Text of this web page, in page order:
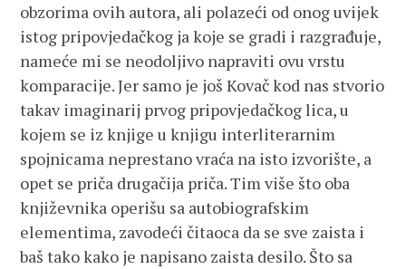
obzorima ovih autora, ali polazeći od onog uvijek
istog pripovjedačkog ja koje se gradi i razgrađuje,
nameće mi se neodoljivo napraviti ovu vrstu
komparacije. Jer samo je još Kovač kod nas stvorio
takav imaginarij prvog pripovjedačkog lica, u
kojem se iz knjige u knjigu interliterarnim
spojnicama neprestano vraća na isto izvorište, a
opet se priča drugačija priča. Tim više što oba
književnika operišu sa autobiografskim
elementima, zavodeći čitaoca da se sve zaista i
baš tako kako je napisano zaista desilo. Što sa